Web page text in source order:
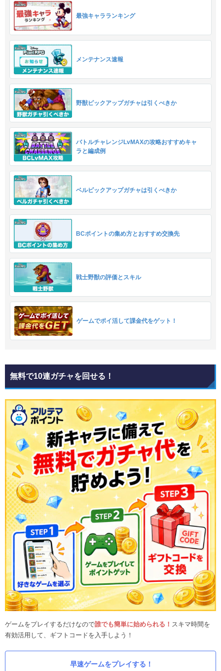
最強キャラランキング
メンテナンス速報
野獣ピックアップガチャは引くべきか
バトルチャレンジLvMAXの攻略おすすめキャ
ラと編成例
ベルピックアップガチャは引くべきか
BCポイントの集め方とおすすめ交換先
戦士野獣の評価とスキル
ゲームでポイ活して課金代をゲット！
無料で10連ガチャを回せる！
ゲームをプレイするだけなので誰でも簡単に始められる！ スキマ時間を
有効活用して、ギフトコードを入手しよう！
早速ゲームをプレイする！